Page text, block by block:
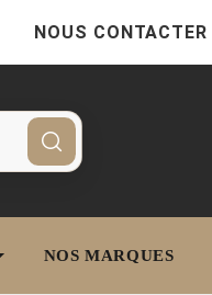
NOUS CONTACTER
NOS MARQUES